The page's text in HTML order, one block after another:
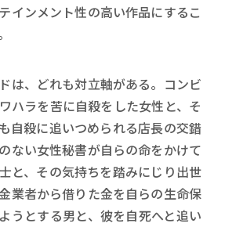
インメント性の高い作品にするこ
は、どれも対立軸がある。コンビ
ハラを苦に自殺をした女性と、そ
自殺に追いつめられる店長の交錯
ない女性秘書が自らの命をかけて
と、その気持ちを踏みにじり出世
業者から借りた金を自らの生命保
うとする男と、彼を自死へと追い